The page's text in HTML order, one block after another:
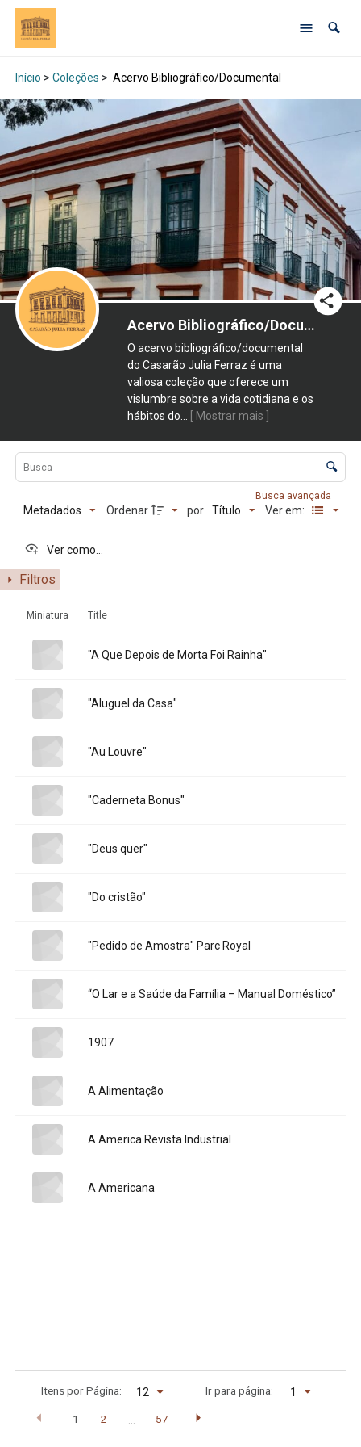
Início > Coleções > Acervo Bibliográfico/Documental
Acervo Bibliográfico/Documental
O acervo bibliográfico/documental
do Casarão Julia Ferraz é uma
valiosa coleção que oferece um
vislumbre sobre a vida cotidiana e os
hábitos do
[ Mostrar mais ]
Lista de itens
Controle de ordenação e visualização
Filtros
Busca avançada
Metadados Ordenar por Título Ver em:
Ver como...
Resultados da lista de itens
Miniatura Title
Title:
"A Que Depois de Morta Foi Rainha"
Title:
"Aluguel da Casa"
Title:
"Au Louvre"
Title:
"Caderneta Bonus"
Title:
"Deus quer"
Title:
"Do cristão"
Title:
"Pedido de Amostra" Parc Royal
Title:
“O Lar e a Saúde da Família – Manual Doméstico”
Title:
1907
Title:
A Alimentação
Title:
A America Revista Industrial
Title:
A Americana
Itens por Página: Ir para página: 1
1 2 57